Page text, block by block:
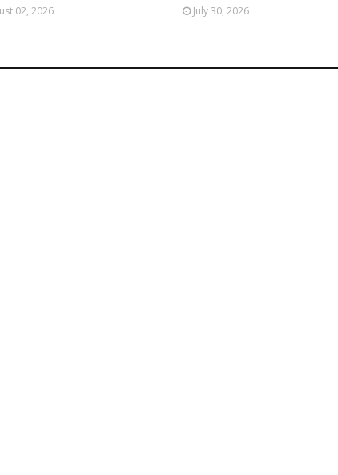
02, 2026 July 30, 2026